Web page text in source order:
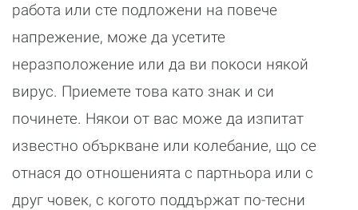
работа или сте подложени на повече
напрежение, може да усетите
неразположение или да ви покоси някой
вирус. Приемете това като знак и си
починете. Някои от вас може да изпитат
известно объркване или колебание, що се
отнася до отношенията с партньора или с
друг човек, с когото поддържат по-тесни